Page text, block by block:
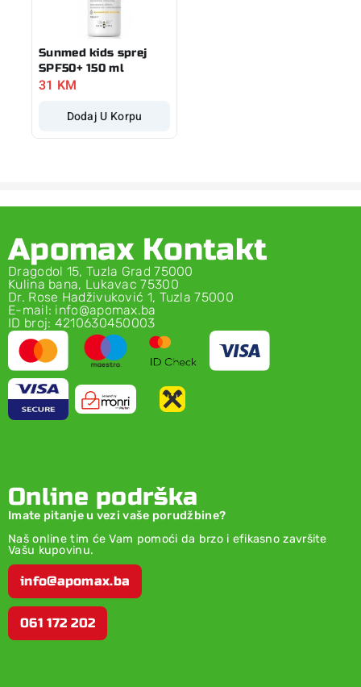
Sunmed kids sprej
SPF50+ 150 ml
31 KM
Dodaj U Korpu
Apomax Kontakt
Dragodol 15, Tuzla Grad 75000
Kulina bana, Lukavac 75300
Dr. Rose Hadživuković 1, Tuzla 75000
E-mail: info@apomax.ba
ID broj: 4210630450003
Online podrška
Imate pitanje u vezi vaše porudžbine?
Naš online tim će Vam pomoći da brzo i efikasno završite
Vašu kupovinu.
info@apomax.ba
061 172 202